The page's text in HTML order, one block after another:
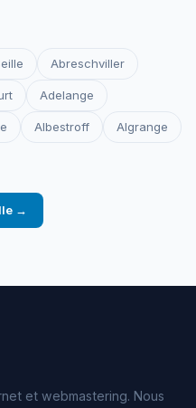
Abreschviller
Adelange
Albestroff Algrange
→
et webmastering. Nous